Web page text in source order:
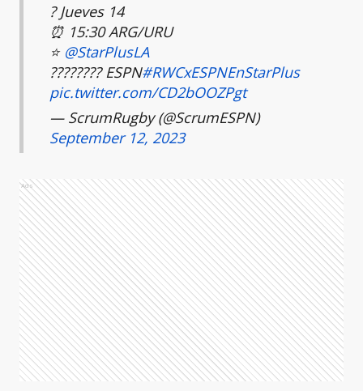
? Jueves 14
⏰ 15:30 ARG/URU
⭐ @StarPlusLA
???????? ESPN#RWCxESPNEnStarPlus
pic.twitter.com/CD2bOOZPgt
— ScrumRugby (@ScrumESPN)
September 12, 2023
Ads